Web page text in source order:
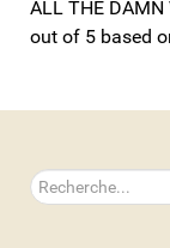
ALL THE DAMN
out of 5 based
Rechercher